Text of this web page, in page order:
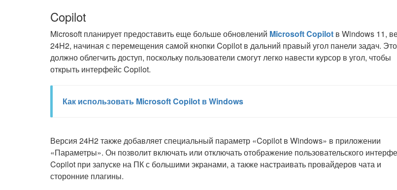
Copilot
Microsoft планирует предоставить еще больше обновлений Microsoft Copilot в Windows 11,
24H2, начиная с перемещения самой кнопки Copilot в дальний правый угол панели задач. Это
должно облегчить доступ, поскольку пользователи смогут легко навести курсор в угол, чтобы
открыть интерфейс Copilot.
Как использовать Microsoft Copilot в Windows
Версия 24H2 также добавляет специальный параметр «Copilot в Windows» в приложении
«Параметры». Он позволит включать или отключать отображение пользовательского
Copilot при запуске на ПК с большими экранами, а также настраивать провайдеров чата и
сторонние плагины.